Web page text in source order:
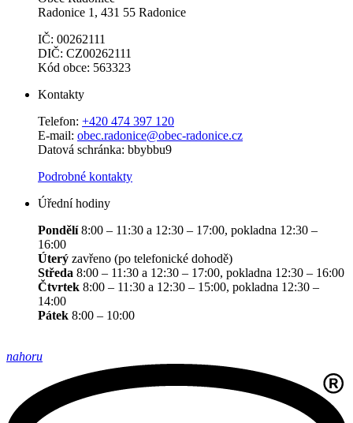
Radonice 1, 431 55 Radonice
IČ: 00262111
DIČ: CZ00262111
Kód obce: 563323
Kontakty
Telefon: +420 474 397 120
E-mail: obec.radonice@obec-radonice.cz
Datová schránka: bbybbu9
Podrobné kontakty
Úřední hodiny
Pondělí8:00 – 11:30 a 12:30 – 17:00, pokladna 12:30 –
16:00
Úterý zavřeno (po telefonické dohodě)
Středa 8:00 – 11:30 a 12:30 – 17:00, pokladna 12:30 – 16:00
Čtvrtek 8:00 – 11:30 a 12:30 – 15:00, pokladna 12:30 –
14:00
Pátek 8:00 – 10:00
nahoru